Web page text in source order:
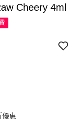
Cheery 4ml
優惠